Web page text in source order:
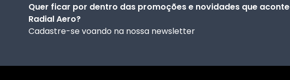
Quer ficar por dentro das promoções e novidades que
Radial Aero?
Cadastre-se voando na nossa newsletter